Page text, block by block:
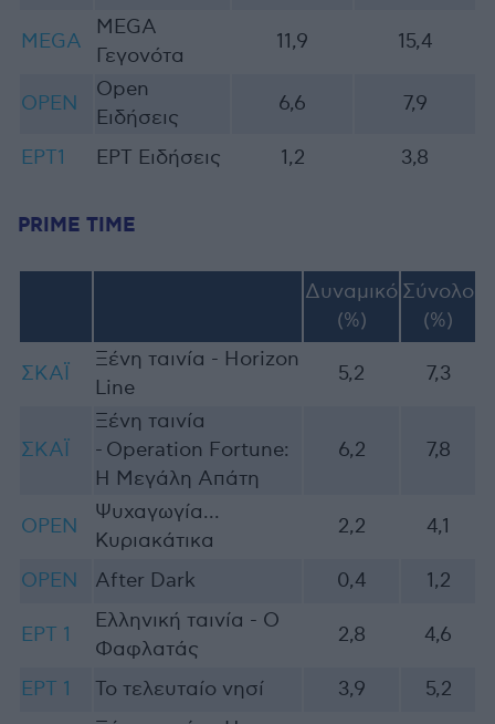
MEGA
MEGA
Γεγονότα
11,9 15,4
OPEN
Open
Ειδήσεις
6,6 7,9
ΕΡΤ1 EΡΤ Ειδήσεις 1,2 3,8
PRIME TIME
Δυναμικό
(%)
Σύνολο
(%)
ΣΚΑΪ
Ξένη ταινία - Horizon
Line
5,2 7,3
ΣΚΑΪ
Ξένη ταινία
- Operation Fortune:
Η Μεγάλη Απάτη
6,2 7,8
OPEN
Ψυχαγωγία...
Κυριακάτικα
2,2 4,1
OPEN After Dark 0,4 1,2
ΕΡΤ 1
Ελληνική ταινία - Ο
Φαφλατάς
2,8 4,6
ΕΡΤ 1 Το τελευταίο νησί 3,9 5,2